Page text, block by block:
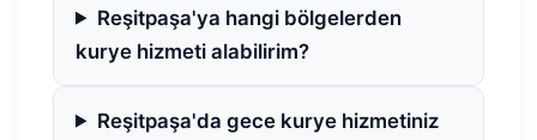
Reşitpaşa'ya hangi bölgelerden
kurye hizmeti alabilirim?
Reşitpaşa'da gece kurye hizmetiniz